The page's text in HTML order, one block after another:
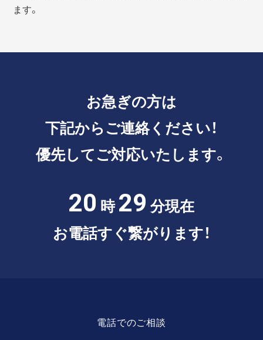
ます。
お急ぎの方は
下記からご連絡ください！
優先してご対応いたします。
20 時29 分現在
お電話すぐ繋がります！
電話でのご相談